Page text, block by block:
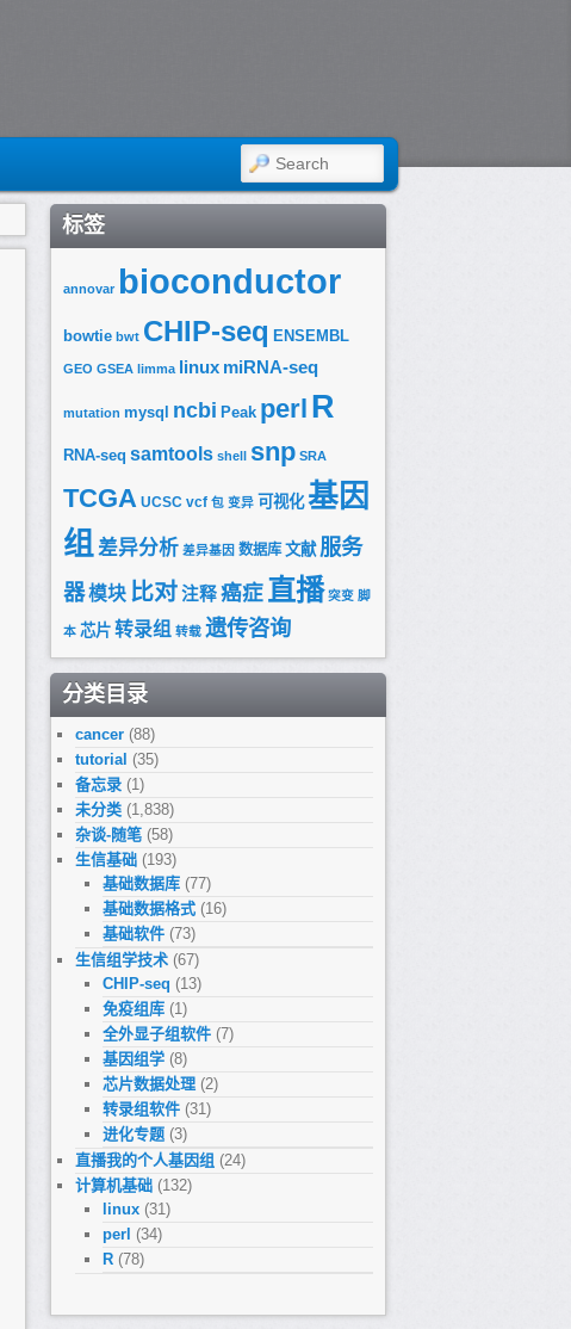
SEARCH
标签
annovar bioconductor
bowtie bwt CHIP-seq ENSEMBL
GEO GSEA limma linux miRNA-seq
mutation mysql ncbi Peak perl R
RNA-seq samtools shell snp SRA
TCGA UCSC vcf 包 变异 可视化 基因
组 差异分析 差异基因 数据库 文献 服务
器模块 比对注释癌症 直播 突变 脚
本 芯片 转录组 转载 遗传咨询
分类目录
cancer (88)
tutorial (35)
备忘录 (1)
未分类 (1,838)
杂谈-随笔 (58)
生信基础 (193)
基础数据库(77)
基础数据格式(16)
基础软件(73)
生信组学技术 (67)
CHIP-seq (13)
免疫组库(1)
全外显子组软件(7)
基因组学(8)
芯片数据处理(2)
转录组软件(31)
进化专题(3)
直播我的个人基因组 (24)
计算机基础 (132)
linux(31)
perl (34)
R(78)